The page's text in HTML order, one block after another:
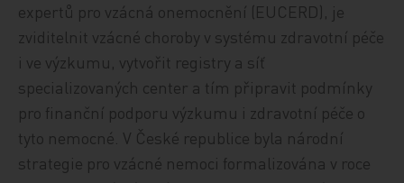
expertů pro vzácná onemocnění (EUCERD), je
zviditelnit vzácné choroby v systému zdravotní péče
i ve výzkumu, vytvořit registry a síť
specializovaných center a tím připravit podmínky
pro finanční podporu výzkumu i zdravotní péče o
tyto nemocné. V České republice byla národní
strategie pro vzácné nemoci formalizována v roce